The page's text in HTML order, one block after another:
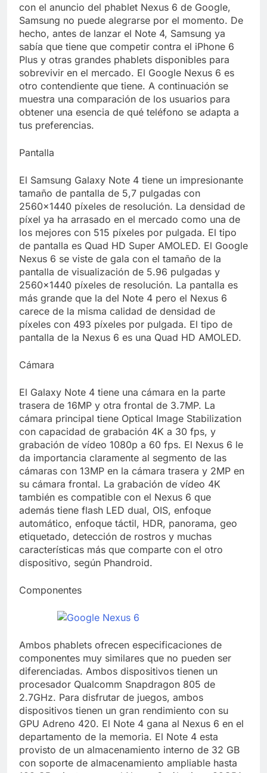
Libre
Crucero en México te
lleva a lugares
paranormales con
binoculares de visión
nocturna y reuniones de
secuestrados
7 Años Atrás
La Inteligencia Artificial
deepfake de Samsung
fabrica un clip de
movimiento desde una
sola foto
7 Años Atrás
con el anuncio del phablet Nexus 6 de Google,
Samsung no puede alegrarse por el momento. De
hecho, antes de lanzar el Note 4, Samsung ya
sabía que tiene que competir contra el iPhone 6
Plus y otras grandes phablets disponibles para
sobrevivir en el mercado. El Google Nexus 6 es
otro contendiente que tiene. A continuación se
muestra una comparación de los usuarios para
obtener una esencia de qué teléfono se adapta a
tus preferencias.
Pantalla
El Samsung Galaxy Note 4 tiene un impresionante
tamaño de pantalla de 5,7 pulgadas con
2560×1440 píxeles de resolución. La densidad de
píxel ya ha arrasado en el mercado como una de
los mejores con 515 píxeles por pulgada. El tipo
de pantalla es Quad HD Super AMOLED. El Google
Nexus 6 se viste de gala con el tamaño de la
pantalla de visualización de 5.96 pulgadas y
2560×1440 píxeles de resolución. La pantalla es
más grande que la del Note 4 pero el Nexus 6
carece de la misma calidad de densidad de
píxeles con 493 píxeles por pulgada. El tipo de
pantalla de la Nexus 6 es una Quad HD AMOLED.
Cámara
El Galaxy Note 4 tiene una cámara en la parte
trasera de 16MP y otra frontal de 3.7MP. La
cámara principal tiene Optical Image Stabilization
con capacidad de grabación 4K a 30 fps, y
grabación de vídeo 1080p a 60 fps. El Nexus 6 le
da importancia claramente al segmento de las
cámaras con 13MP en la cámara trasera y 2MP en
su cámara frontal. La grabación de vídeo 4K
también es compatible con el Nexus 6 que
además tiene flash LED dual, OIS, enfoque
automático, enfoque táctil, HDR, panorama, geo
etiquetado, detección de rostros y muchas
características más que comparte con el otro
dispositivo, según Phandroid.
Componentes
Ambos phablets ofrecen especificaciones de
componentes muy similares que no pueden ser
diferenciadas. Ambos dispositivos tienen un
procesador Qualcomm Snapdragon 805 de
2.7GHz. Para disfrutar de juegos, ambos
dispositivos tienen un gran rendimiento con su
GPU Adreno 420. El Note 4 gana al Nexus 6 en el
departamento de la memoria. El Note 4 esta
provisto de un almacenamiento interno de 32 GB
con soporte de almacenamiento ampliable hasta